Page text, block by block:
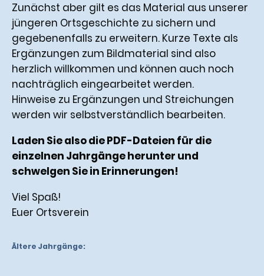
Zunächst aber gilt es das Material aus unserer
jüngeren Ortsgeschichte zu sichern und
gegebenenfalls zu erweitern. Kurze Texte als
Ergänzungen zum Bildmaterial sind also
herzlich willkommen und können auch noch
nachträglich eingearbeitet werden.
Hinweise zu Ergänzungen und Streichungen
werden wir selbstverständlich bearbeiten.
Laden Sie also die PDF-Dateien für die
einzelnen Jahrgänge herunter und
schwelgen Sie in Erinnerungen!
Viel Spaß!
Euer Ortsverein
Ältere Jahrgänge: